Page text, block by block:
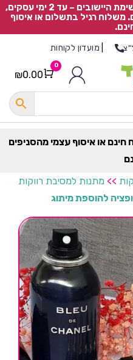
חדש! משלוח אקספרס בהתאם לרשימת היישובים – עד 2 ימי עסקים,
משלוח רגיל בתשלום או איסוף
מועדון לקוחות
Cart
0
₪0.00
₪, מעל 599 משלוח חינם או איסוף עצמי מהסניפים
>> מתנות למסיבת רווקות
להוספת מיתוג